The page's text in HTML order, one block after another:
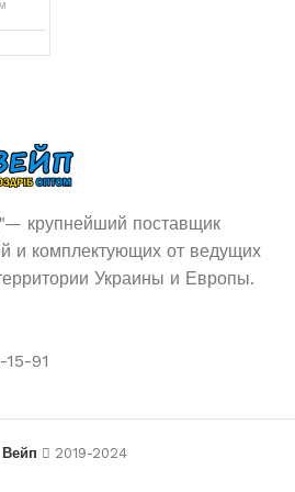
крупнейший поставщик
и комплектующих от ведущих
Украины и Европы.
91
2019-2024